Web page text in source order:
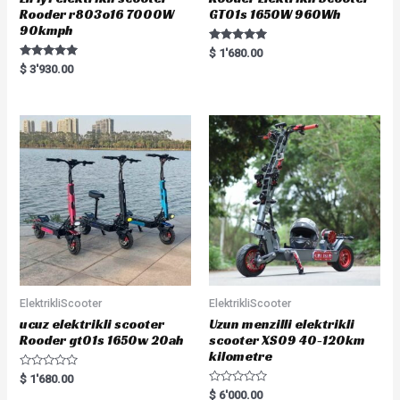
Rooder r803o16 7000W
90kmph
Rated
5.00
$ 3'930.00
GT01s 1650W 960Wh
Rated
5.00
$ 1'680.00
ElektrikliScooter
ucuz elektrikli scooter
Rooder gt01s 1650w 20ah
R
a
$ 1'680.00
ElektrikliScooter
Uzun menzilli elektrikli
scooter XS09 40-120km
kilometre
R
$ 6'000.00